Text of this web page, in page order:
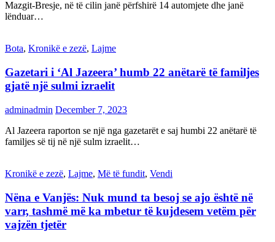
Mazgit-Bresje, në të cilin janë përfshirë 14 automjete dhe janë
lënduar…
Bota, Kronikë e zezë, Lajme
Gazetari i ‘Al Jazeera’ humb 22 anëtarë të familjes
gjatë një sulmi izraelit
adminadmin December 7, 2023
Al Jazeera raporton se një nga gazetarët e saj humbi 22 anëtarë të
familjes së tij në një sulm izraelit…
Kronikë e zezë, Lajme, Më të fundit, Vendi
Nëna e Vanjës: Nuk mund ta besoj se ajo është në
varr, tashmë më ka mbetur të kujdesem vetëm për
vajzën tjetër